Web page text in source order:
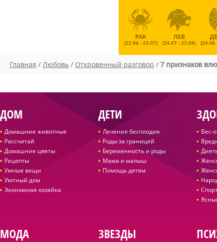
РАК
(22.06 - 23.07)
ЛЕВ
(24.07 - 23.08) (24.08
Главная / Любовь / Откровенный разговор / 7 признаков
ДОМ
Домашние животные
Рассчитай
Домашние цветы
Рецепты
Умные вещи
Уютный дом
Экономная хозяйка
ДЕТИ
Лечение бесплодия
Роды за границей
Беременность и роды
Мама и малыш
Помощь детям
Вес-
МОДА ЗВЕЗДЫ